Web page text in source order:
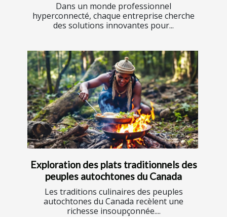
Dans un monde professionnel
hyperconnecté, chaque entreprise cherche
des solutions innovantes pour...
Exploration des plats traditionnels des
peuples autochtones du Canada
Les traditions culinaires des peuples
autochtones du Canada recèlent une
richesse insoupçonnée....